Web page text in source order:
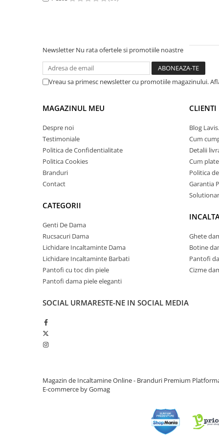
Newsletter Nu rata ofertele si promotiile noastre
Vreau sa primesc newsletter cu promotiile magazinului.
MAGAZINUL MEU
Despre noi
Testimoniale
Politica de Confidentialitate
Politica Cookies
Branduri
Contact
CATEGORII
Genti De Dama
Rucsacuri Dama
Lichidare Incaltaminte Dama
Lichidare Incaltaminte Barbati
Pantofi cu toc din piele
Pantofi dama piele eleganti
CLIENTI
Blog
Cum
Detalii
Cum
Politica
Garantia
Ghete
Botine
Pantofi
Cizme
SOCIAL URMARESTE-NE IN SOCIAL MEDIA
Magazin de Incaltamine Online - Branduri Premium
E-commerce by Gomag